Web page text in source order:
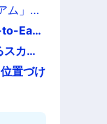
ム」モ
to-Ear
カー
置づけ